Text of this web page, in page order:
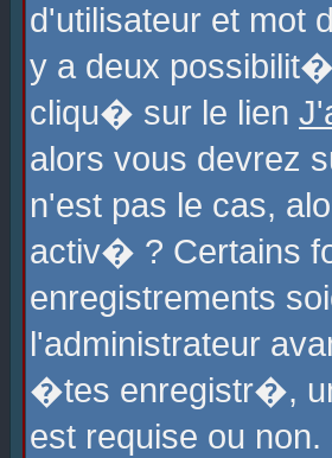
d'utilisateur et
y a deux
cliqu� sur le lien
alors vous devrez
n'est pas le cas,
activ� ? Certains
enregistrements
l'administrateur
�tes enregistr�,
est requise ou